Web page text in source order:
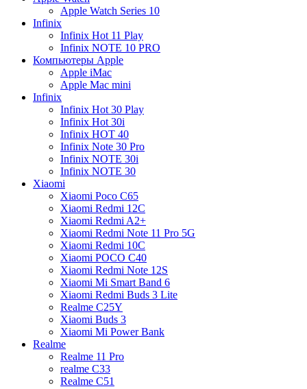
Apple Watch Series 10
Infinix
Infinix Hot 11 Play
Infinix NOTE 10 PRO
Компьютеры Apple
Apple iMac
Apple Mac mini
Infinix
Infinix Hot 30 Play
Infinix Hot 30i
Infinix HOT 40
Infinix Note 30 Pro
Infinix NOTE 30i
Infinix NOTE 30
Xiaomi
Xiaomi Poco C65
Xiaomi Redmi 12C
Xiaomi Redmi A2+
Xiaomi Redmi Note 11 Pro 5G
Xiaomi Redmi 10C
Xiaomi POCO C40
Xiaomi Redmi Note 12S
Xiaomi Mi Smart Band 6
Xiaomi Redmi Buds 3 Lite
Realme C25Y
Xiaomi Buds 3
Xiaomi Mi Power Bank
Realme
Realme 11 Pro
realme C33
Realme C51